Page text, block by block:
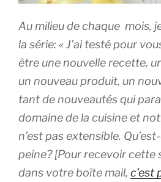
Au milieu de chaque mois,
la série: « J’ai testé pour
être une nouvelle recette,
un nouveau produit, un
tant de nouveautés qui
domaine de la cuisine et
n’est pas extensible.
peine? [Pour recevoir cette
dans votre boîte mail, c’est